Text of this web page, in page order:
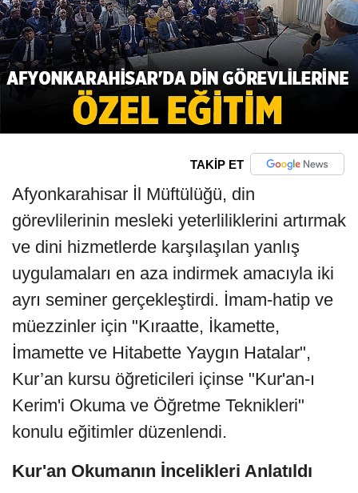
TAKİP ET
Afyonkarahisar İl Müftülüğü, din
görevlilerinin mesleki yeterliliklerini artırmak
ve dini hizmetlerde karşılaşılan yanlış
uygulamaları en aza indirmek amacıyla iki
ayrı seminer gerçekleştirdi. İmam-hatip ve
müezzinler için "Kıraatte, İkamette,
İmamette ve Hitabette Yaygın Hatalar",
Kur’an kursu öğreticileri içinse "Kur'an-ı
Kerim'i Okuma ve Öğretme Teknikleri"
konulu eğitimler düzenlendi.
Kur'an Okumanın İncelikleri Anlatıldı